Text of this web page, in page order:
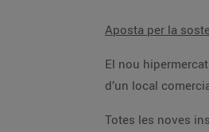
Aposta per la
El nou hipermercat de Platja d’Aro s’ha
Totes les noves instal·lacions del Grup